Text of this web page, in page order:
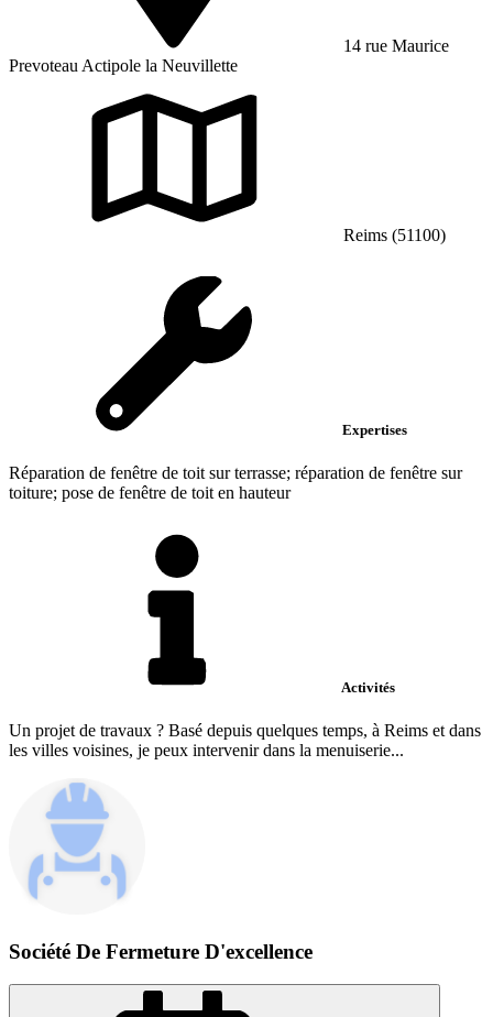
14 rue Maurice
Prevoteau Actipole la Neuvillette
Reims (51100)
Expertises
Réparation de fenêtre de toit sur terrasse; réparation de fenêtre sur
toiture; pose de fenêtre de toit en hauteur
Activités
Un projet de travaux ? Basé depuis quelques temps, à Reims et dans
les villes voisines, je peux intervenir dans la menuiserie...
Société De Fermeture D'excellence